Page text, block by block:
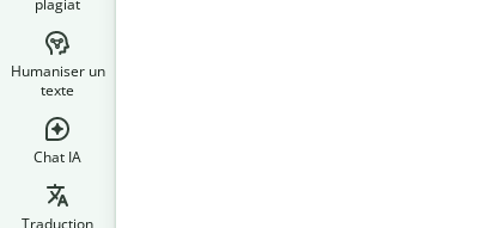
plagiat
Humaniser un
texte
Chat IA
Traduction